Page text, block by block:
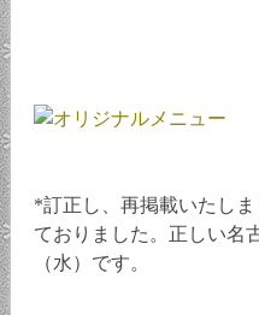
*訂正し、再掲載いたし
ておりました。正しい名
（水）です。